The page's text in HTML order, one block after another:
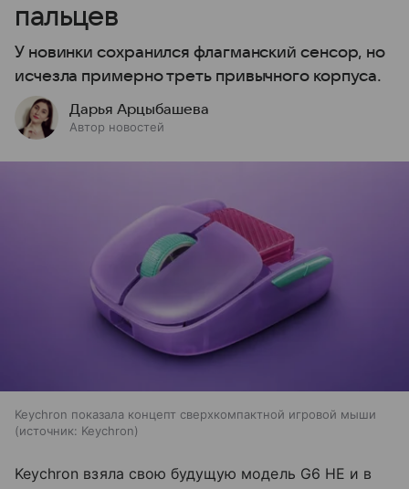
пальцев
У новинки сохранился флагманский сенсор, но
исчезла примерно треть привычного корпуса.
Дарья Арцыбашева
Автор новостей
Keychron показала концепт сверхкомпактной игровой мыши
источник: Keychron
Keychron взяла свою будущую модель G6 HE и в